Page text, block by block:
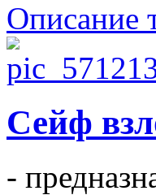
Описание
Сейф
-